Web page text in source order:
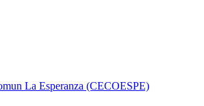
La Esperanza (CECOESPE)